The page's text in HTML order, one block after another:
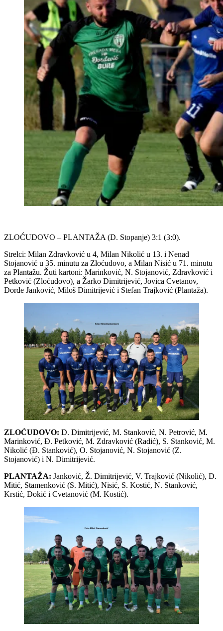
ZLOĆUDOVO – PLANTAŽA (D. Stopanje) 3:1 (3:0).
Strelci: Milan Zdravković u 4, Milan Nikolić u 13. i Nenad
Stojanović u 35. minutu za Zloćudovo, a Milan Nisić u 71. minutu
za Plantažu. Žuti kartoni: Marinković, N. Stojanović, Zdravković i
Petković (Zloćudovo), a Žarko Dimitrijević, Jovica Cvetanov,
Đorđe Janković, Miloš Dimitrijević i Stefan Trajković (Plantaža).
ZLOĆUDOVO: D. Dimitrijević, M. Stanković, N. Petrović, M.
Marinković, Đ. Petković, M. Zdravković (Radić), S. Stanković, M.
Nikolić (Đ. Stanković), O. Stojanović, N. Stojanović (Z.
Stojanović) i N. Dimitrijević.
PLANTAŽA: Janković, Ž. Dimitrijević, V. Trajković (Nikolić), D.
Mitić, Stamenković (S. Mitić), Nisić, S. Kostić, N. Stanković,
Krstić, Đokić i Cvetanović (M. Kostić).